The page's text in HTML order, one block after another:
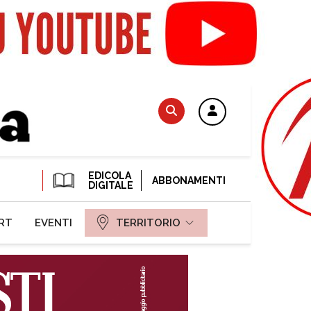
EDICOLA
DIGITALE
ABBONAMENTI
EVENTI TERRITORIO